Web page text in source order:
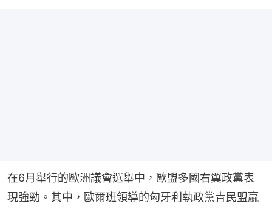
在6月舉行的歐洲議會選舉中，歐盟多國右翼政黨表
現強勁。其中，歐爾班領導的匈牙利執政黨青民盟贏